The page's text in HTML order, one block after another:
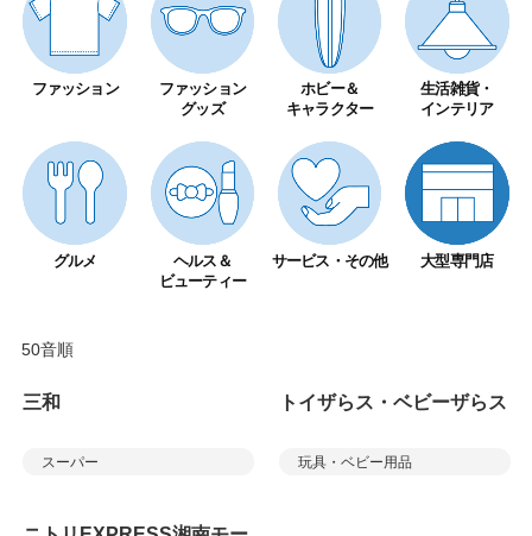
ファッション
ファッション
グッズ
ホビー＆
キャラクター
生活雑貨・
インテリア
グルメ
ヘルス＆
ビューティー
サービス・その他 大型専門店
50音順
三和
スーパー
トイザらス・ベビーザらス
玩具・ベビー用品